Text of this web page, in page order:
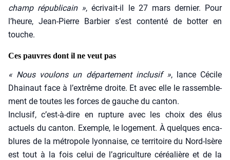
champ répu­bli­cain », écri­vait-il le 27 mars der­nier. Pour
l’heure, Jean-Pierre Bar­bier s’est conten­té de bot­ter en
touche.
Ces pauvres dont il ne veut pas
« Nous vou­lons un dépar­te­ment inclu­sif », lance Cécile
Dhai­naut face à l’extrême droite. Et avec elle le ras­sem­ble­
ment de toutes les forces de gauche du can­ton.
Inclu­sif, c’est-à-dire en rup­ture avec les choix des élus
actuels du can­ton. Exemple, le loge­ment. À quelques enca­
blures de la métro­pole lyon­naise, ce ter­ri­toire du Nord-Isère
est tout à la fois celui de l’agriculture céréa­lière et de la